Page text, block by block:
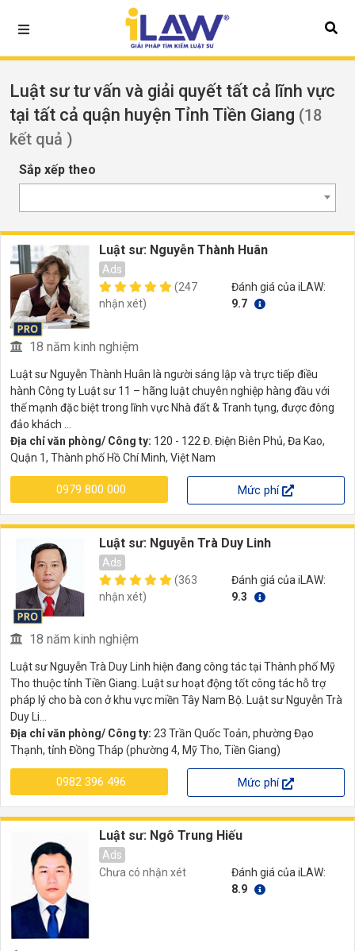
Luật sư tư vấn và giải quyết tất cả lĩnh vực
tại tất cả quận huyện Tỉnh Tiền Giang (18
kết quả )
Sắp xếp theo
Luật sư: Nguyễn Thành Huân
Ads
(247
nhận xét)
Đánh giá của iLAW:
9.7
18 năm kinh nghiệm
Luật sư Nguyễn Thành Huân là người sáng lập và trực tiếp điều
hành Công ty Luật sư 11 – hãng luật chuyên nghiệp hàng đầu với
thế mạnh đặc biệt trong lĩnh vực Nhà đất & Tranh tụng, được đông
đảo khách ...
Địa chỉ văn phòng/ Công ty: 120 - 122 Đ. Điện Biên Phủ, Đa Kao,
Quận 1, Thành phố Hồ Chí Minh, Việt Nam
0979 800 000 Mức phí
Luật sư: Nguyễn Trà Duy Linh
Ads
(363
nhận xét)
Đánh giá của iLAW:
9.3
18 năm kinh nghiệm
Luật sư Nguyễn Trà Duy Linh hiện đang công tác tại Thành phố Mỹ
Tho thuộc tỉnh Tiền Giang. Luật sư hoạt động tốt công tác hỗ trợ
pháp lý cho bà con ở khu vực miền Tây Nam Bộ. Luật sư Nguyễn Trà
Duy Li...
Địa chỉ văn phòng/ Công ty: 23 Trần Quốc Toản, phường Đạo
Thạnh, tỉnh Đồng Tháp (phường 4, Mỹ Tho, Tiền Giang)
0982 396 496 Mức phí
Luật sư: Ngô Trung Hiếu
Ads
Chưa có nhận xét
Đánh giá của iLAW:
8.9